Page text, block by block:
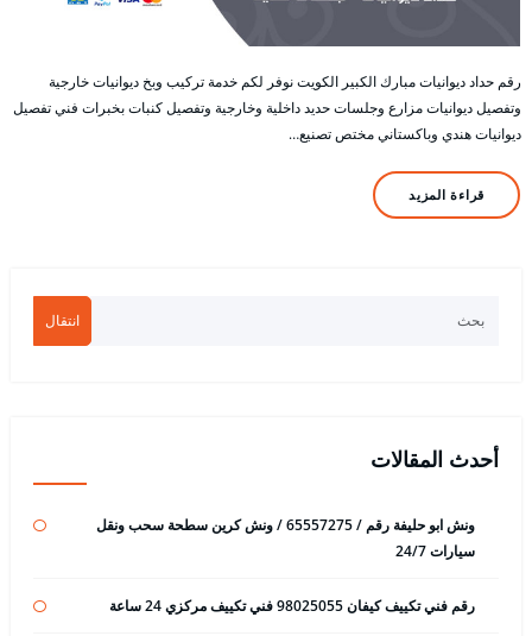
رقم حداد ديوانيات مبارك الكبير الكويت نوفر لكم خدمة تركيب وبخ ديوانيات خارجية
وتفصيل ديوانيات مزارع وجلسات حديد داخلية وخارجية وتفصيل كنبات بخبرات فني تفصيل
ديوانيات هندي وباكستاني مختص تصنيع…
قراءة المزيد
انتقال
أحدث المقالات
ونش ابو حليفة رقم / 65557275 / ونش كرين سطحة سحب ونقل
سيارات 24/7
رقم فني تكييف كيفان 98025055 فني تكييف مركزي 24 ساعة